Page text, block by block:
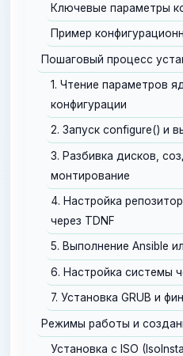
Ключевые параметры
Пример
Пошаговый процесс
1. Чтение параметров
конфигурации
2. Запуск configure() и
3. Разбивка дисков,
монтирование
4. Настройка
через TDNF
5. Выполнение Ansible
6. Настройка системы
7. Установка GRUB и
Режимы работы и
Установка с ISO